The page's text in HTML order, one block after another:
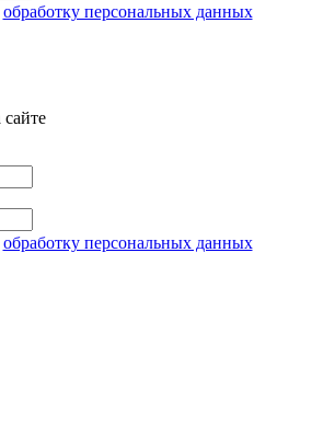
обработку персональных данных
сайте
обработку персональных данных